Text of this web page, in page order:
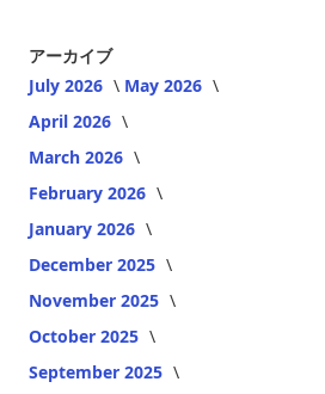
アーカイブ
July 2026
May 2026
April 2026
March 2026
February 2026
January 2026
December 2025
November 2025
October 2025
September 2025